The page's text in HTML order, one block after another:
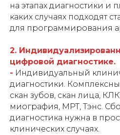
на этапах диагностики и
каких случаях подходят
для программирования
2.
цифровой диагностике.
- Индивидуальный
диагностики.
скан зубов, скан лица,
миография, МРТ, Тэнс.
диагностика нужна в
клинических случаях.